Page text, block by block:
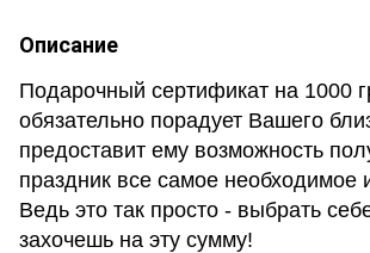
Описание
Подарочный сертификат на 1000
обязательно порадует Вашего
предоставит ему возможность
праздник все самое необходимое
Ведь это так просто - выбрать
захочешь на эту сумму!